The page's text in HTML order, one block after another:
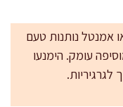
או אמנטל נותנות טעם
עומק. הימנעו
לגרגיריות.